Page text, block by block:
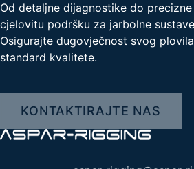
Od detaljne dijagnostike do
cjelovitu podršku za jarbolne
Osigurajte dugovječnost svog
standard kvalitete.
KONTAKTIRAJTE NAS